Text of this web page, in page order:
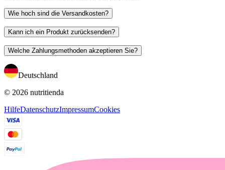
Wie hoch sind die Versandkosten?
Kann ich ein Produkt zurücksenden?
Welche Zahlungsmethoden akzeptieren Sie?
Deutschland
© 2026 nutritienda
HilfeDatenschutzImpressumCookies